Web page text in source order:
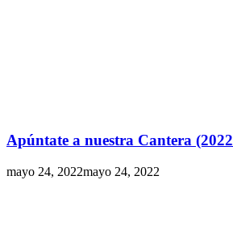
Apúntate a nuestra Cantera
mayo 24, 2022mayo 24, 2022